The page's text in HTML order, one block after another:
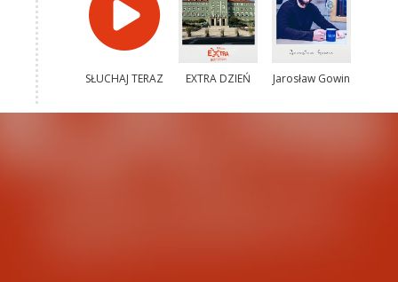
SŁUCHAJ TERAZ EXTRA DZIEŃ Jarosław Gowin